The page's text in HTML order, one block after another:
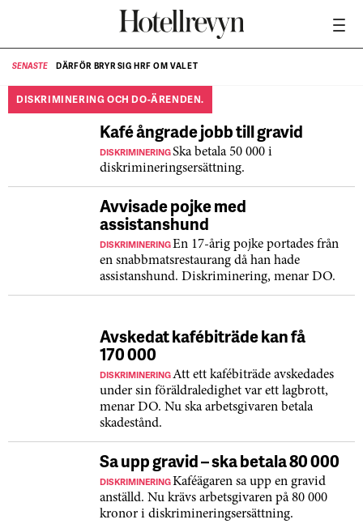
SENASTE DÄRFÖR BRYR SIG HRF OM VALET
DISKRIMINERING OCH DO-ÄRENDEN.
Kafé ångrade jobb till gravid
DISKRIMINERINGSka betala 50 000 i
diskrimineringsersättning.
Avvisade pojke med
assistanshund
DISKRIMINERINGEn 17-årig pojke portades från
en snabbmatsrestaurang då han hade
assistanshund. Diskriminering, menar DO.
Avskedat kafébiträde kan få
170 000
DISKRIMINERINGAtt ett kafébiträde avskedades
under sin föräldraledighet var ett lagbrott,
menar DO. Nu ska arbetsgivaren betala
skadestånd.
Sa upp gravid – ska betala 80 000
DISKRIMINERINGKaféägaren sa upp en gravid
anställd. Nu krävs arbetsgivaren på 80 000
kronor i diskrimineringsersättning.